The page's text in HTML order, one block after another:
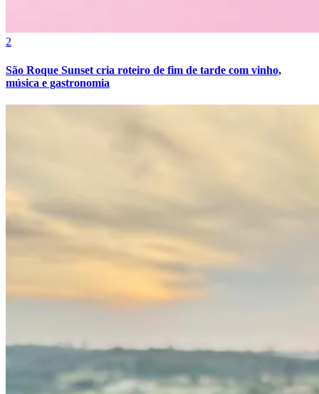
2
São Roque Sunset cria roteiro de fim de tarde com vinho,
música e gastronomia